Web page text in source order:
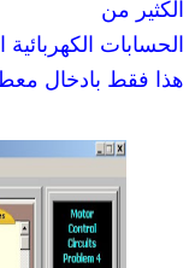
الكثير من
الحسابات
هذا فقط بادخال